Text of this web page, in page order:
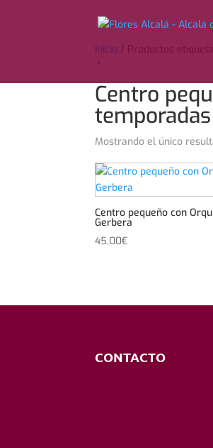
Inicio / Productos
Centro
Mostrando el único
Centro pequeño con
Gerbera
45,00€
CONTACTO